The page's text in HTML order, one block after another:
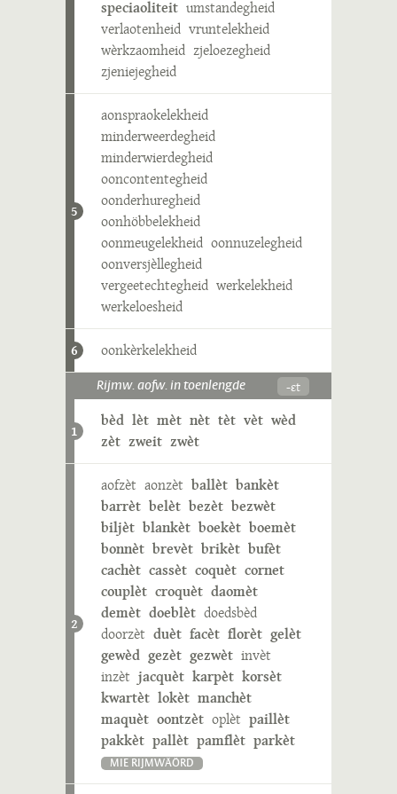
speciaoliteit umstandegheid
verlaotenheid vruntelekheid
wèrkzaomheid zjeloezegheid
zjeniejegheid
5
aonspraokelekheid
minderweerdegheid
minderwierdegheid
ooncontentegheid
oonderhuregheid
oonhöbbelekheid
oonmeugelekheid oonnuzelegheid
oonversjèllegheid
vergeetechtegheid werkelekheid
werkeloesheid
6 oonkèrkelekheid
Rijmw. aofw. in toenlengde -ɛt
1
bèd lèt mèt nèt tèt vèt wèd
zèt zweit zwèt
2
aofzèt aonzèt ballèt bankèt
barrèt belèt bezèt bezwèt
biljèt blankèt boekèt boemèt
bonnèt brevèt brikèt bufèt
cachèt cassèt coquèt cornet
couplèt croquèt daomèt
demèt doeblèt doedsbèd
doorzèt duèt facèt florèt gelèt
gewèd gezèt gezwèt invèt
inzèt jacquèt karpèt korsèt
kwartèt lokèt manchèt
maquèt oontzèt oplèt paillèt
pakkèt pallèt pamflèt parkèt
MIE RIJMWÄÖRD